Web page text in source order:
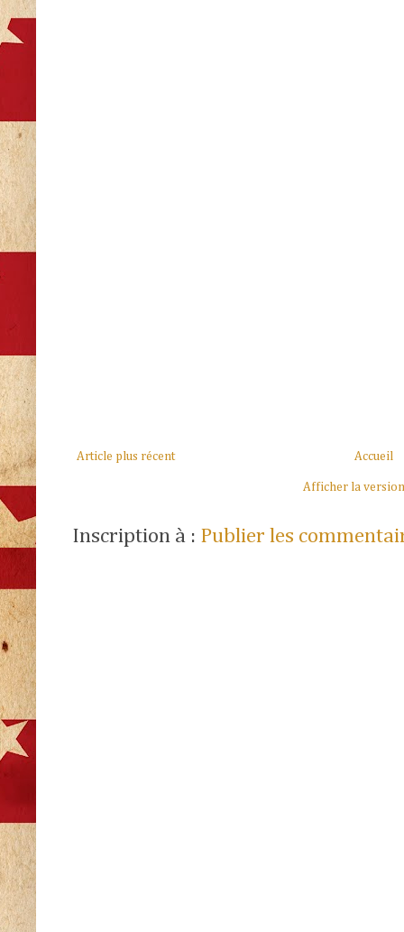
Article plus récent Accueil
Afficher la
Inscription à : Publier les